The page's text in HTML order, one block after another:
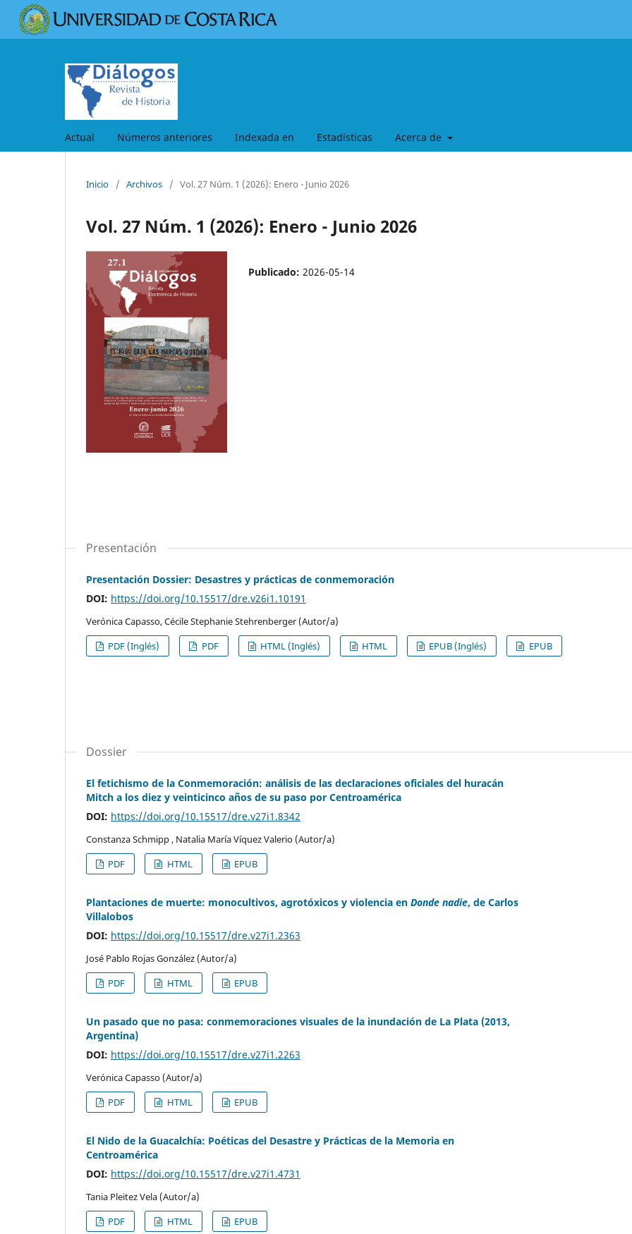
Actual Números anteriores Indexada en Estadísticas Acerca de
Inicio / Archivos / Vol. 27 Núm. 1 (2026): Enero - Junio 2026
Vol. 27 Núm. 1 (2026): Enero - Junio 2026
Publicado: 2026-05-14
Presentación
Presentación Dossier: Desastres y prácticas de conmemoración
DOI: https://doi.org/10.15517/dre.v26i1.10191
Verónica Capasso, Cécile Stephanie Stehrenberger (Autor/a)
PDF (Inglés)
PDF HTML (Inglés) HTML EPUB (Inglés) EPUB
Dossier
El fetichismo de la Conmemoración: análisis de las declaraciones oficiales del huracán
Mitch a los diez y veinticinco años de su paso por Centroamérica
DOI: https://doi.org/10.15517/dre.v27i1.8342
Constanza Schmipp , Natalia María Víquez Valerio (Autor/a)
PDF
HTML EPUB
Plantaciones de muerte: monocultivos, agrotóxicos y violencia en Donde nadie, de Carlos
Villalobos
DOI: https://doi.org/10.15517/dre.v27i1.2363
José Pablo Rojas González (Autor/a)
PDF
HTML EPUB
Un pasado que no pasa: conmemoraciones visuales de la inundación de La Plata (2013,
Argentina)
DOI: https://doi.org/10.15517/dre.v27i1.2263
Verónica Capasso (Autor/a)
PDF
HTML EPUB
El Nido de la Guacalchía: Poéticas del Desastre y Prácticas de la Memoria en
Centroamérica
DOI: https://doi.org/10.15517/dre.v27i1.4731
Tania Pleitez Vela (Autor/a)
PDF
HTML EPUB